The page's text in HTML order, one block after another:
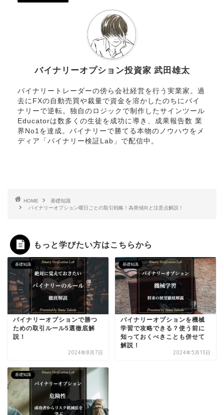
バイナリーオプション投資家 武田雄太
バイナリートレーダーの傍ら会社経営を行う実業家。過
去にFXの自動売買や裁量で資金を溶かしたのちにバイ
ナリーで逆転。独自のロジックで制作したサインツール
Educatorは数多くの生徒を成功に導き、成果報告数 業
界No1を達成。バイナリーで勝てる本物のノウハウをメ
ディア「バイナリー検証Lab」で配信中。
HOME
基礎知識
バイナリーオプション曜日ごとの取引戦略！為替傾向と注意点解説！
もっと学びたい方はこちらから
基礎知識
バイナリーオプションで勝つ
ための取引ルール5選徹底解
説！
2024年8月7日
基礎知識
バイナリーオプションを機械
学習で攻略できる？使う前に
知っておくべきことも併せて
解説！
2024年5月13日
基礎知識